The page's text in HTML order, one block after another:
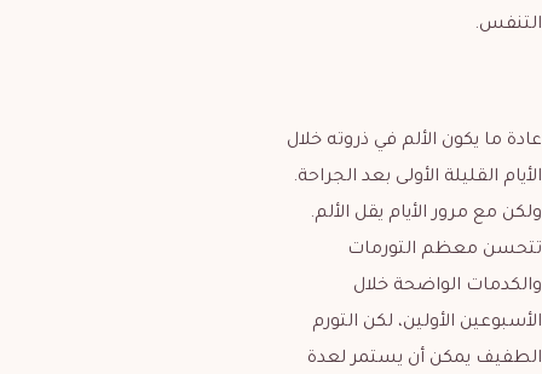
التنفس.
عادة ما يكون الألم في ذروته خلال
الأيام القليلة الأولى بعد الجراحة.
ولكن مع مرور الأيام يقل الألم.
تتحسن معظم التورمات
والكدمات الواضحة خلال
الأسبوعين الأولين، لكن التورم
الطفيف يمكن أن يستمر لعدة